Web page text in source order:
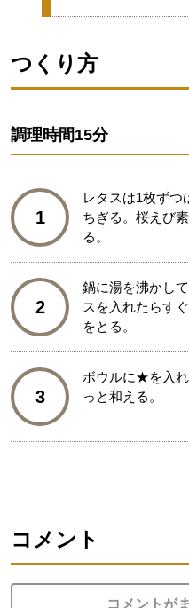
つくり方
調理時間15分
1
レタスは1枚ずつ
ちぎる。桜えび
る。
2
鍋に湯を沸かし
スを入れたらす
をとる。
3
ボウルに★を入
っと和える。
コメント
コメントが